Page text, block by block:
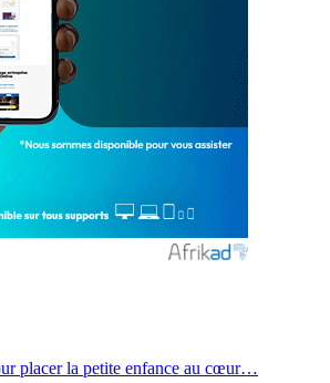
placer la petite enfance au cœur…